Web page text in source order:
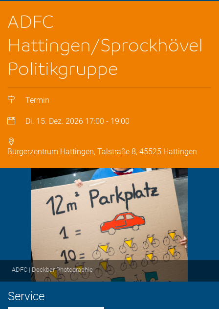
ADFC
Hattingen/Sprockhövel
Politikgruppe
Termin
Di. 15. Dez. 2026 17:00 - 19:00
Bürgerzentrum Hattingen, Talstraße 8, 45525 Hattingen
ADFC | Deckbar Photographie
Service